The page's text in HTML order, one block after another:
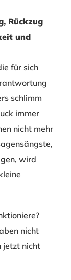
Rückzug
und
für sich
schlimm
immer
nicht mehr
wird
nicht
jetzt nicht